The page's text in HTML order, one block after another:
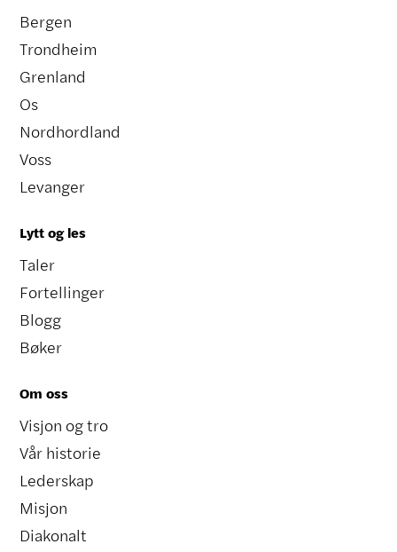
Bergen
Trondheim
Grenland
Os
Nordhordland
Voss
Levanger
Lytt og les
Taler
Fortellinger
Blogg
Bøker
Om oss
Visjon og tro
Vår historie
Lederskap
Misjon
Diakonalt